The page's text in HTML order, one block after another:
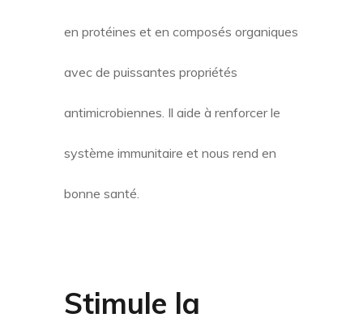
en protéines et en composés organiques
avec de puissantes propriétés
antimicrobiennes. Il aide à renforcer le
système immunitaire et nous rend en
bonne santé.
Stimule la